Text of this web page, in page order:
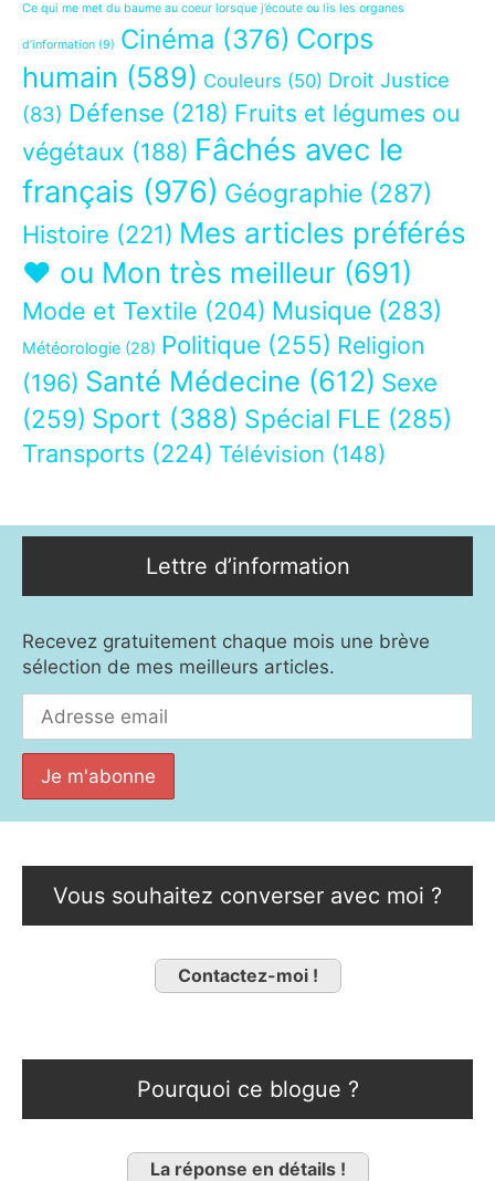
Ce qui me met du baume au coeur lorsque j’écoute ou lis les organes
d’information (9) Cinéma (376) Corps
humain (589) Couleurs (50) Droit Justice
(83) Défense (218) Fruits et légumes ou
végétaux (188) Fâchés avec le
français (976) Géographie (287)
Histoire (221) Mes articles préférés
❤ ou Mon très meilleur (691)
Mode et Textile (204) Musique (283)
Météorologie (28) Politique (255) Religion
(196) Santé Médecine (612) Sexe
(259) Sport (388) Spécial FLE (285)
Transports (224) Télévision (148)
Lettre d’information
Recevez gratuitement chaque mois une brève
sélection de mes meilleurs articles.
Vous souhaitez converser avec moi ?
Contactez-moi !
Pourquoi ce blogue ?
La réponse en détails !